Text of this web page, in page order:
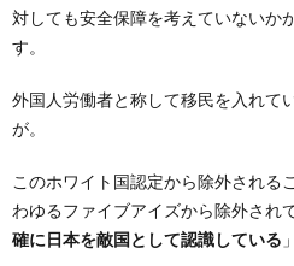
対しても安全保障を考えていないか
す。
外国人労働者と称して移民を入れて
が。
このホワイト国認定から除外される
わゆるファイブアイズから除外され
確に日本を敵国として認識している